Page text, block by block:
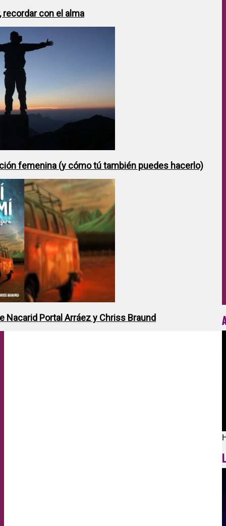
recordar con el alma
femenina (y cómo tú también puedes hacerlo)
Nacarid Portal Arráez y Chriss Braund